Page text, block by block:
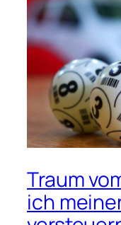
Traum
ich